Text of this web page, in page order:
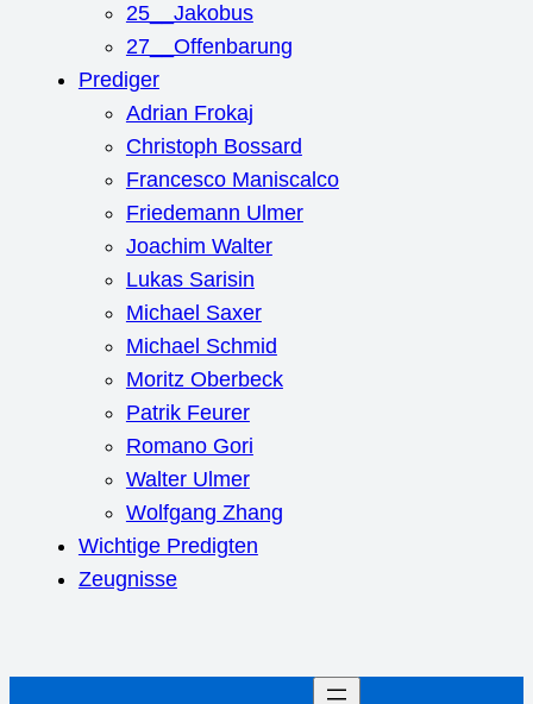
25__Jakobus
27__Offenbarung
Prediger
Adrian Frokaj
Christoph Bossard
Francesco Maniscalco
Friedemann Ulmer
Joachim Walter
Lukas Sarisin
Michael Saxer
Michael Schmid
Moritz Oberbeck
Patrik Feurer
Romano Gori
Walter Ulmer
Wolfgang Zhang
Wichtige Predigten
Zeugnisse